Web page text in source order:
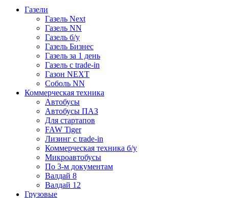
Газели
Газель Next
Газель NN
Газель б/у
Газель Бизнес
Газель за 1 день
Газель с trade-in
Газон NEXT
Соболь NN
Коммерческая техника
Автобусы
Автобусы ПАЗ
Для стартапов
FAW Tiger
Лизинг с trade-in
Коммерческая техника б/у
Микроавтобусы
По 3-м документам
Валдай 8
Валдай 12
Грузовые